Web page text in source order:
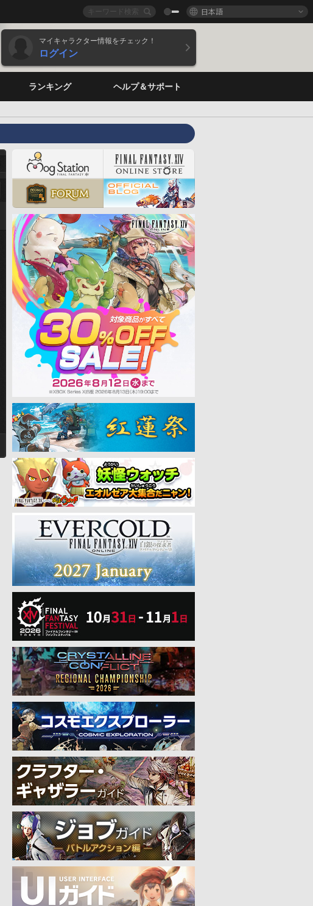
日本語
マイキャラクター情報をチェック！
ログイン
ランキング ヘルプ＆サポート